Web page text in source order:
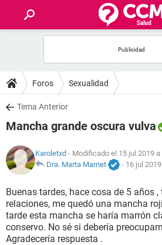
FOROS
SALUD
NUTRICIÓN
BIENESTAR
SEXUALIDAD
Foros Sexualidad
Tema Anterior
Mancha grande oscura vulva
Karoletxd - Modificado el 15 jul 2019
Dra. Marta Marnet
- 16 jul
Buenas tardes, hace cosa de 5 años
relaciones, me quedó una mancha
tarde esta mancha se haría marrón
conservo. No sé si debería
Agradecería respuesta .